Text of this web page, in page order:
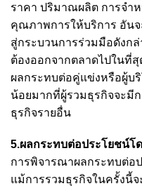
ราคา ปริมาณผลิต การจำ
คุณภาพการให้บริการ อันจ
สู่กระบวนการร่วมมือดังก
ต้องออกจากตลาดไปในที่
ผลกระทบต่อคู่แข่งหรือผู้บ
น้อยมากที่ผู้รวมธุรกิจจะมี
ธุรกิจรายอื่น
5.ผลกระทบต่อประโยชน์โ
การพิจารณาผลกระทบต่อ
แม้การรวมธุรกิจในครั้งนี้